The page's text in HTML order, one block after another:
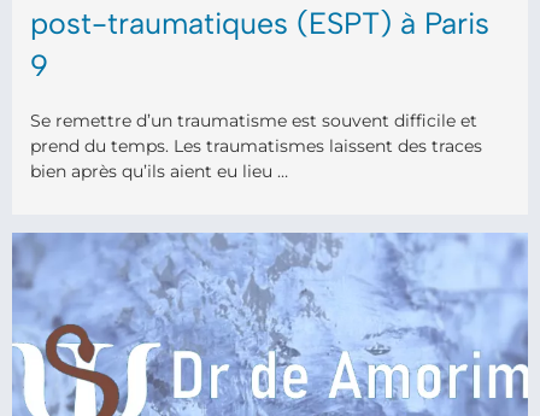
post-traumatiques (ESPT) à Paris
9
Se remettre d’un traumatisme est souvent difficile et
prend du temps. Les traumatismes laissent des traces
bien après qu’ils aient eu lieu …